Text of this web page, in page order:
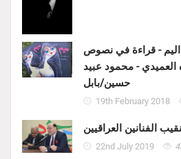
- قراءة في نصوص
العميدي - محمود عبيد
حسين/بابل
19th February 2018
الفنانين العراقيين
22nd July 2019